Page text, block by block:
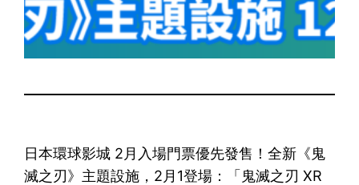
日本環球影城 2月入場門票優先發售！全新《鬼
滅之刃》主題設施，2月1登場：「鬼滅之刃 XR